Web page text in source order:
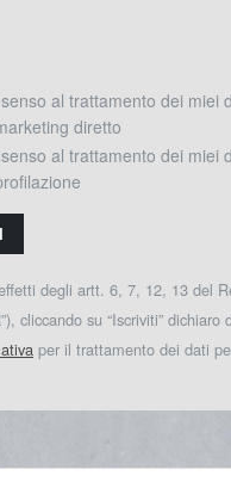
al trattamento dei miei
diretto
al trattamento dei miei
degli artt. 6, 7, 12, 13 del
cliccando su “Iscriviti” dichiaro
per il trattamento dei dati